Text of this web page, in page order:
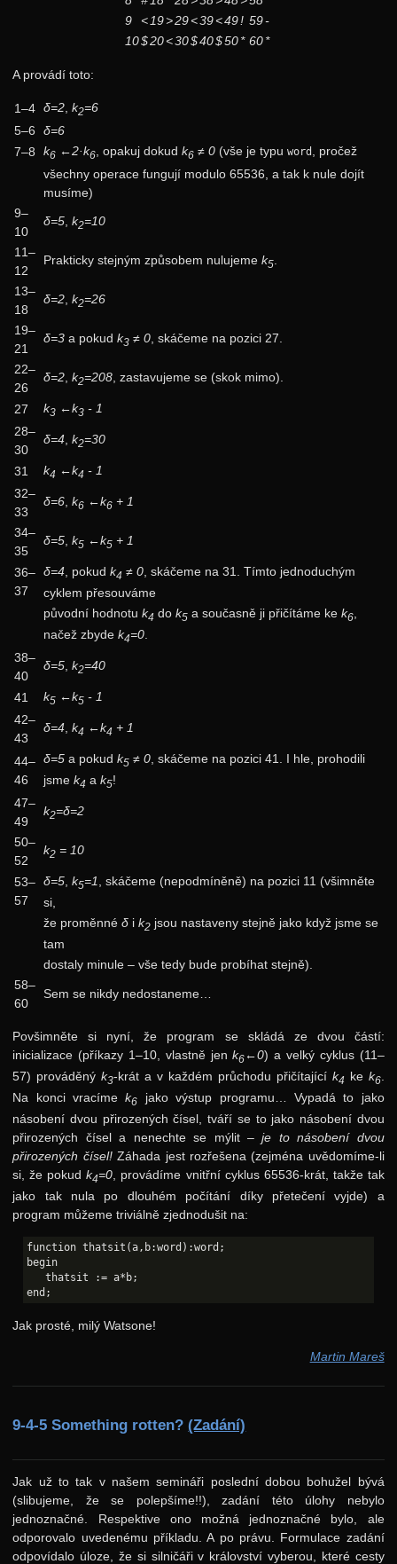
9
<19>29<39<49! 59-
10$20<30$40$50* 60*
A provádí toto:
1–4 δ=2 ,k2=6
5–6
δ=6
7–8
k6 ←2·k6 , opakuj dokudk6 ≠ 0 (vše je typuword
, pročež
všechny operace fungují modulo 65536, a tak k nule dojít
musíme)
9–
10
δ=5 ,k2=10
11–
12
Prakticky stejným způsobem nulujemek5
13–
18
δ=2 ,k2=26
19–
21
δ=3 a pokudk3 ≠ 0 , skáčeme na pozici 27.
22–
26
δ=2 ,k2=208 , zastavujeme se (skok mimo).
27 k3 ←k3 - 1
28–
30
δ=4 ,k2=30
31 k4 ←k4 - 1
32–
33
δ=6 ,k6 ←k6 + 1
34–
35
δ=5 ,k5 ←k5 + 1
36–
37
δ=4 , pokudk4 ≠ 0 , skáčeme na 31. Tímto jednoduchým
cyklem přesouváme
původní hodnotuk4 dok5 a současně ji přičítáme kek6
načež zbydek4=0
38–
40
δ=5 ,k2=40
41 k5 ←k5 - 1
42–
43
δ=4 ,k4 ←k4 + 1
44–
46
δ=5 a pokudk5 ≠ 0 , skáčeme na pozici 41. I hle, prohodili
jsmek4 ak5!
47–
49
k2=δ=2
50–
52
k2 = 10
53–
57
δ=5 ,k5=1
, skáčeme (nepodmíněně) na pozici 11 (všimněte
si,
že proměnnéδ ik2 jsou nastaveny stejně jako když jsme se
tam
dostaly minule – vše tedy bude probíhat stejně).
58–
60
Sem se nikdy nedostaneme…
Povšimněte si nyní, že program se skládá ze dvou částí:
inicializace (příkazy 1–10, vlastně jenk6 ←0) a velký cyklus (11–
57) prováděnýk3-krát a v každém průchodu přičítající k4 ke k6.
Na konci vracímek6
jako výstup programu… Vypadá to jako
násobení dvou přirozených čísel, tváří se to jako násobení dvou
přirozených čísel a nenechte se mýlit –je to násobení dvou
přirozených čísel!Záhada jest rozřešena (zejména uvědomíme-li
si, že pokudk4=0 , provádíme vnitřní cyklus 65536-krát, takže tak
jako tak nula po dlouhém počítání díky přetečení vyjde) a
program můžeme triviálně zjednodušit na:
function thatsit(a,b:word):word;
begin
   thatsit := a*b;
Jak prosté, milý Watsone!
Martin Mareš
9-4-5 Something rotten?(Zadání)
Jak už to tak v našem semináři poslední dobou bohužel bývá
(slibujeme, že se polepšíme!!), zadání této úlohy nebylo
jednoznačné. Respektive ono možná jednoznačné bylo, ale
odporovalo uvedenému příkladu. A po právu. Formulace zadání
odpovídalo úloze, že si silničáři v království vyberou, které cesty